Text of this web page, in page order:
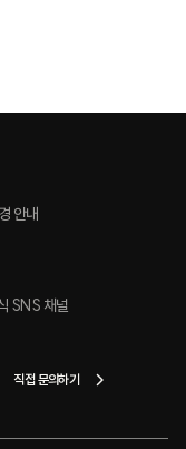
안내
SNS 채널
직접 문의하기